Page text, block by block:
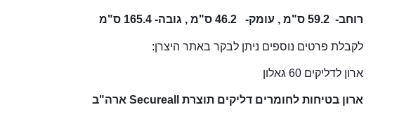
רוחב- 59.2 ס"מ , עומק- 46.2 ס"מ , גובה- 165.4 ס"מ
לקבלת פרטים נוספים ניתן לבקר באתר היצרן:
ארון לדליקים 60 גאלון
ארון בטיחות לחומרים דליקים תוצרת Secureall ארה"ב